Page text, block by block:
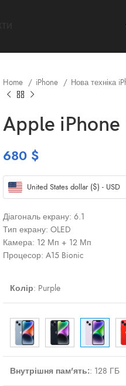
Home iPhone Нова техніка
Apple iPhone
680 $
United States dollar ($) - USD
Діагональ екрану: 6.1
Тип екрану: OLED
Камера: 12 Мп + 12 Мп
Процесор: A15 Bionic
Колір: Purple
Внутрішня пам'ять:: 128 ГБ